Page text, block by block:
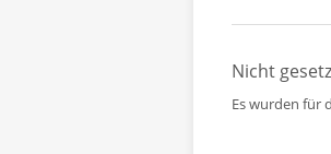
Nicht
Es wurden für